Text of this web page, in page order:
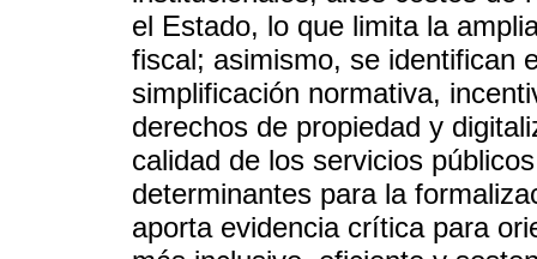
el Estado, lo que limita la
fiscal; asimismo, se identifican
simplificación normativa,
derechos de propiedad y
calidad de los servicios
determinantes para la
aporta evidencia crítica para